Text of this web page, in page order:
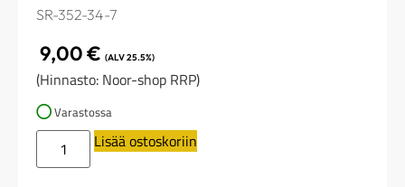
SR-352-34-7
9,00€ (ALV 25.5%)
(Hinnasto: Noor-shop RRP)
Varastossa
Lisää ostoskoriin